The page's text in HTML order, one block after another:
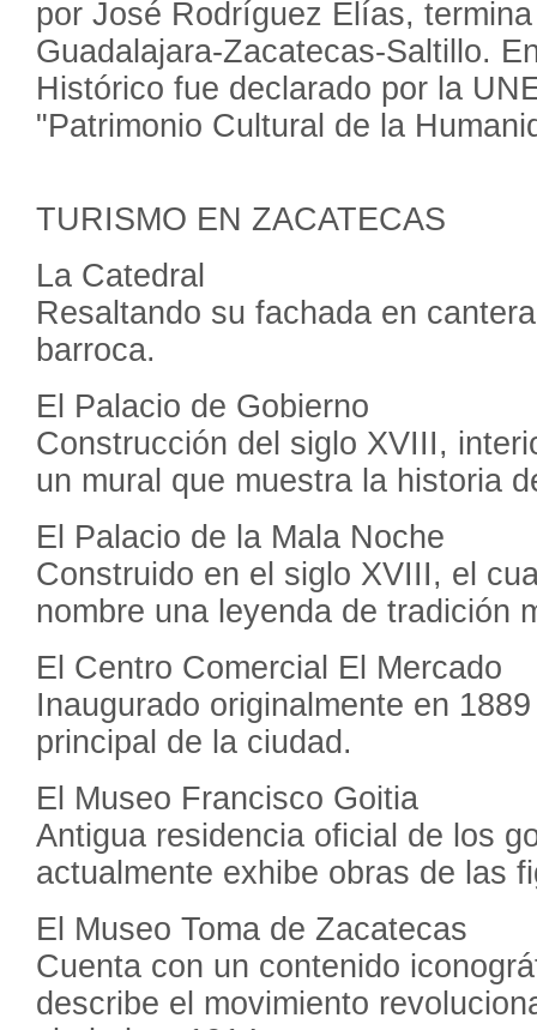
por José Rodríguez Elías,
Guadalajara-Zacatecas-Saltillo.
Histórico fue declarado por la
"Patrimonio Cultural de la
TURISMO EN ZACATECAS
La Catedral
Resaltando su fachada en
barroca.
El Palacio de Gobierno
Construcción del siglo XVIII,
un mural que muestra la historia
El Palacio de la Mala Noche
Construido en el siglo XVIII, el
nombre una leyenda de tradición
El Centro Comercial El Mercado
Inaugurado originalmente en
principal de la ciudad.
El Museo Francisco Goitia
Antigua residencia oficial de los
actualmente exhibe obras de las
El Museo Toma de Zacatecas
Cuenta con un contenido
describe el movimiento